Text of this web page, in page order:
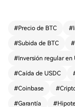
es pignorados no
vida del
andirse a otros
#Precio de BTC #
#Subida de BTC #
#Inversión regular en
#Caída de USDC
#Coinbase #
#Garantía #